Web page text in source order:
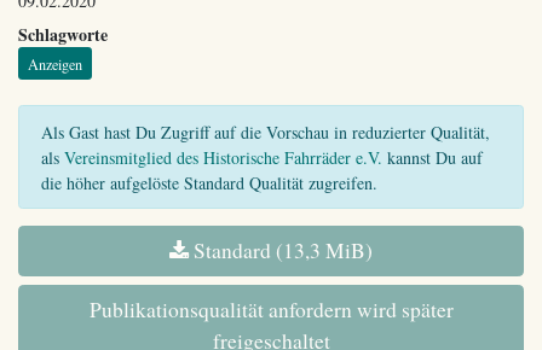
Schlagworte
Anzeigen
Als Gast hast Du Zugriff auf die Vorschau in reduzierter Qualität,
als Vereinsmitglied des Historische Fahrräder e.V. kannst Du auf
die höher aufgelöste Standard Qualität zugreifen.
Standard (13,3 MiB)
Publikationsqualität anfordern wird später
freigeschaltet